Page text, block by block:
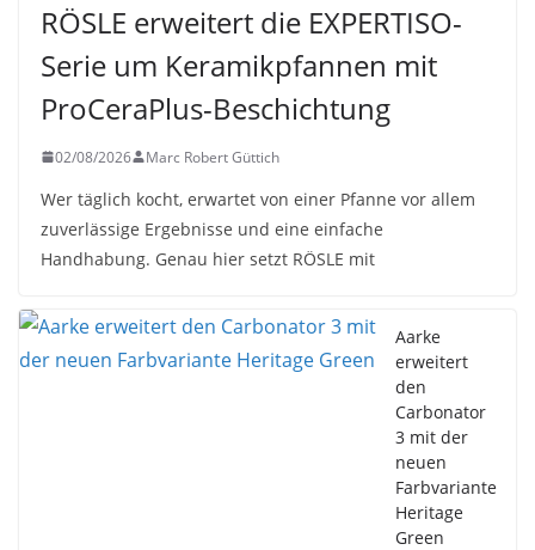
RÖSLE erweitert die EXPERTISO-
Serie um Keramikpfannen mit
ProCeraPlus-Beschichtung
02/08/2026 Marc Robert Güttich
Wer täglich kocht, erwartet von einer Pfanne vor allem
zuverlässige Ergebnisse und eine einfache
Handhabung. Genau hier setzt RÖSLE mit
Aarke
erweitert
den
Carbonator
3 mit der
neuen
Farbvariante
Heritage
Green